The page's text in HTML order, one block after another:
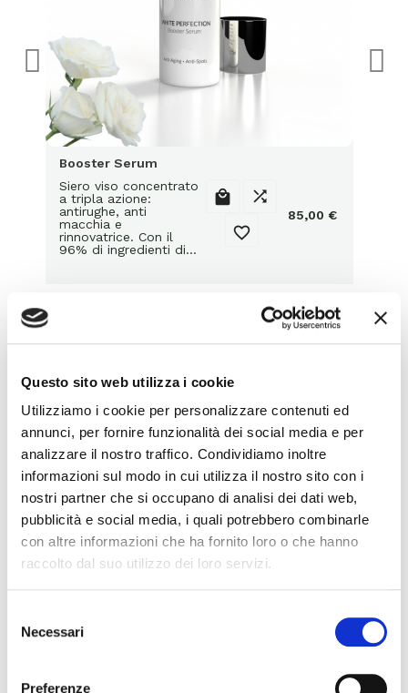
Questo sito web utilizza i cookie
Utilizziamo i cookie per personalizzare contenuti ed
annunci, per fornire funzionalità dei social media e per
analizzare il nostro traffico. Condividiamo inoltre
informazioni sul modo in cui utilizza il nostro sito con i
nostri partner che si occupano di analisi dei dati web,
pubblicità e social media, i quali potrebbero combinarle
con altre informazioni che ha fornito loro o che hanno
raccolto dal suo utilizzo dei loro servizi.
delNecessari
Preferenze
Booster Serum
Siero viso concentrato
a tripla azione:
antirughe, anti
macchia e
rinnovatrice. Con il
96% di ingredienti di…



85,00 €
3. Crema nutriente
Con la crema finiamo di rinforzare la barriera
cutanea stimolando la capacità della pelle di
trattenere acqua.
SI a un idratazione con creme
professionali a base di ingredienti
Niacinamide sono perfetti per restituire
morbidezza ed elasticità alla pelle con
risultati molto più veloci e performanti.